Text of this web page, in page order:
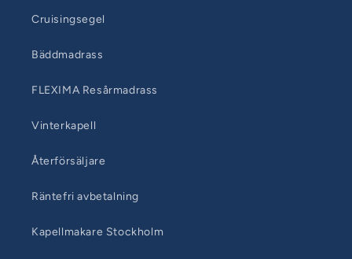
Cruisingsegel
Bäddmadrass
FLEXIMA Resårmadrass
Vinterkapell
Återförsäljare
Räntefri avbetalning
Kapellmakare Stockholm